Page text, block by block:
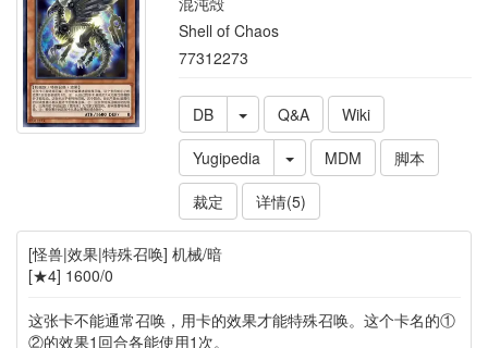
Shell of Chaos
77312273
DB Q&A
Wiki
Yugipedia
MDM
脚本
裁定
详情(5)
[怪兽|效果|特殊召唤] 机械/暗
[★4] 1600/0
这张卡不能通常召唤，用卡的效果才能特殊召唤。这个卡名的①
②的效果1回合各能使用1次。